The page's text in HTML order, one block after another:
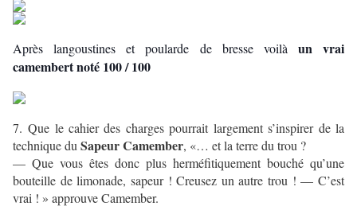
Après langoustines et poularde de bresse voilà un vrai
camembert noté 100 / 100
7. Que le cahier des charges pourrait largement s’inspirer de la
technique du Sapeur Camember, «… et la terre du trou ?
— Que vous êtes donc plus herméfitiquement bouché qu’une
bouteille de limonade, sapeur ! Creusez un autre trou ! — C’est
vrai ! » approuve Camember.